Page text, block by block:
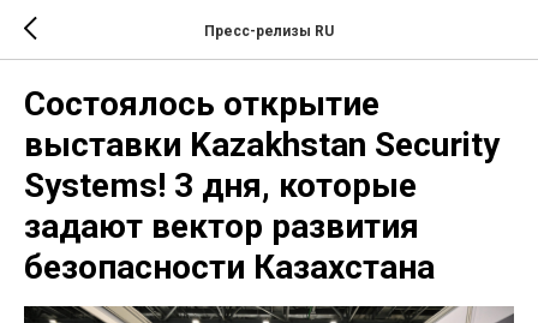
Пресс-релизы RU
Состоялось открытие
выставки Kazakhstan Security
Systems! 3 дня, которые
задают вектор развития
безопасности Казахстана